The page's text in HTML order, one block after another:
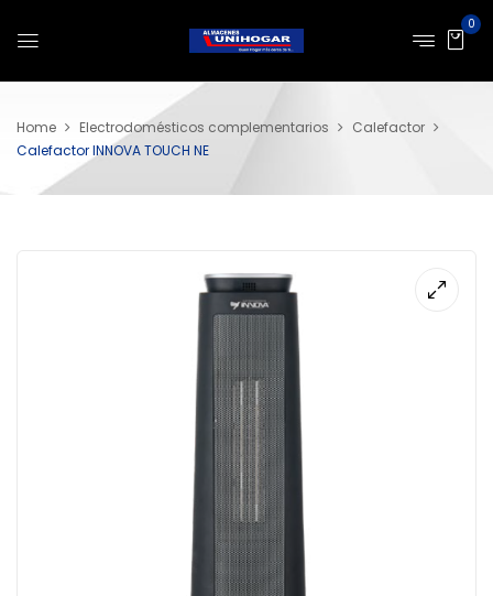
0
Home Electrodomésticos complementarios
Calefactor
Calefactor INNOVA TOUCH NE